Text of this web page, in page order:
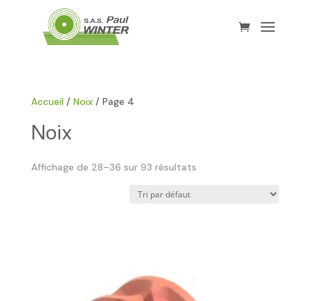
Accueil/ Noix/ Page 4
Noix
Affichage de 28–36 sur 93 résultats